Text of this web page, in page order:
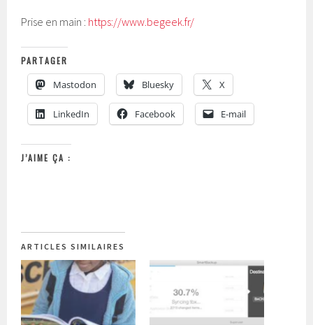
Prise en main : https://www.begeek.fr/
PARTAGER
Mastodon Bluesky X
LinkedIn Facebook E-mail
J’AIME ÇA :
ARTICLES SIMILAIRES